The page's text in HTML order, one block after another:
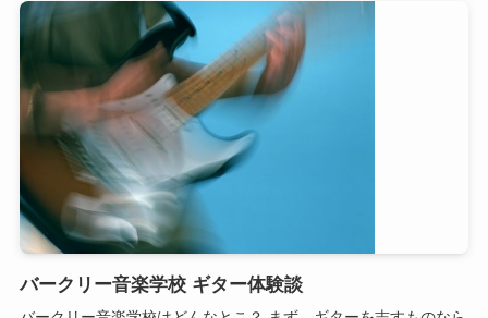
バークリー音楽学校 ギター体験談